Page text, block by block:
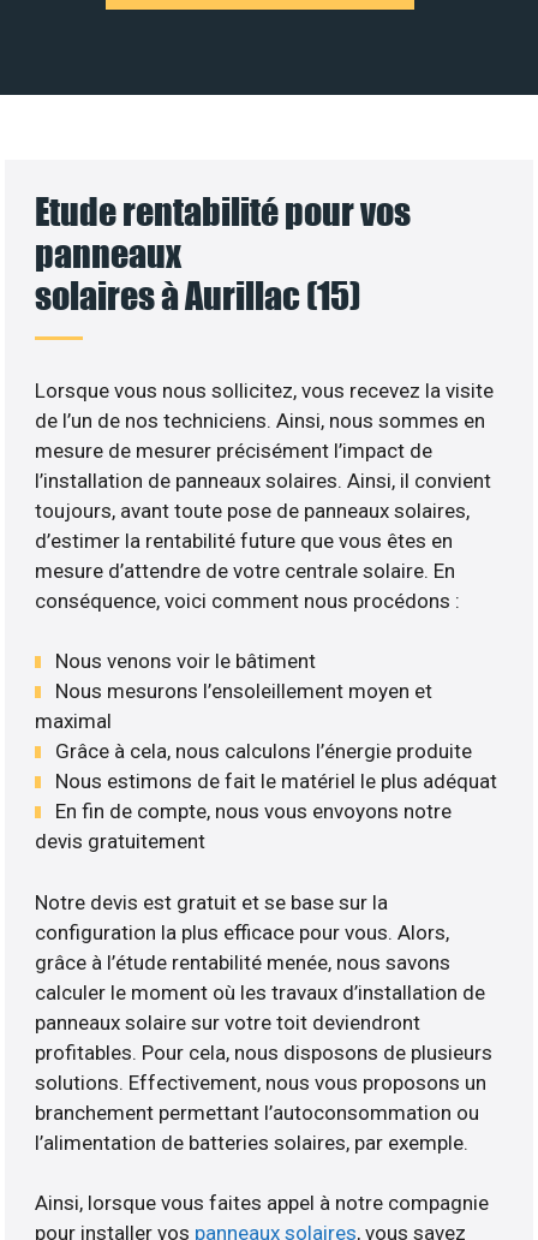
Etude rentabilité pour vos
panneaux
solaires à Aurillac (15)
Lorsque vous nous sollicitez, vous recevez la visite
de l’un de nos techniciens. Ainsi, nous sommes en
mesure de mesurer précisément l’impact de
l’installation de panneaux solaires. Ainsi, il convient
toujours, avant toute pose de panneaux solaires,
d’estimer la rentabilité future que vous êtes en
mesure d’attendre de votre centrale solaire. En
conséquence, voici comment nous procédons :
Nous venons voir le bâtiment
Nous mesurons l’ensoleillement moyen et
maximal
Grâce à cela, nous calculons l’énergie produite
Nous estimons de fait le matériel le plus adéquat
En fin de compte, nous vous envoyons notre
devis gratuitement
Notre devis est gratuit et se base sur la
configuration la plus efficace pour vous. Alors,
grâce à l’étude rentabilité menée, nous savons
calculer le moment où les travaux d’installation de
panneaux solaire sur votre toit deviendront
profitables. Pour cela, nous disposons de plusieurs
solutions. Effectivement, nous vous proposons un
branchement permettant l’autoconsommation ou
l’alimentation de batteries solaires, par exemple.
Ainsi, lorsque vous faites appel à notre compagnie
pour installer vos panneaux solaires, vous savez